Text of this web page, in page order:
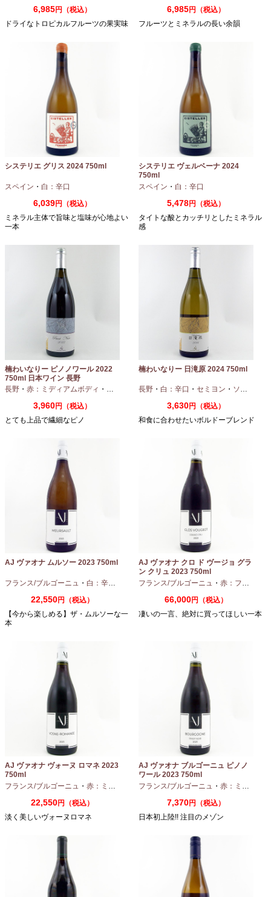
6,985円（税込）
ドライなトロピカルフルーツの果実味
6,985円（税込）
フルーツとミネラルの長い余韻
システリエ グリス 2024 750ml
スペイン ・ 白：辛口
6,039円（税込）
ミネラル主体で旨味と塩味が心地よい
一本
システリエ ヴェルベーナ 2024
750ml
スペイン ・ 白：辛口
5,478円（税込）
タイトな酸とカッチリとしたミネラル
感
楠わいなりー ピノノワール 2022
750ml 日本ワイン 長野
長野 ・ 赤：ミディアムボディ ・ ピノノワール
3,960円（税込）
とても上品で繊細なピノ
楠わいなりー 日滝原 2024 750ml
長野 ・ 白：辛口 ・ セミヨン ・ ソーヴィニオンブラン
3,630円（税込）
和食に合わせたいボルドーブレンド
AJ ヴァオナ ムルソー 2023 750ml
フランス/ブルゴーニュ ・ 白：辛口 シャルドネ
22,550円（税込）
【今から楽しめる】ザ・ムルソーな一
本
AJ ヴァオナ クロ ド ヴージョ グラ
ン クリュ 2023 750ml
フランス/ブルゴーニュ ・ 赤：フルボディ
66,000円（税込）
凄いの一言、絶対に買ってほしい一本
AJ ヴァオナ ヴォーヌ ロマネ 2023
750ml
フランス/ブルゴーニュ ・ 赤：ミディアムボディ ・ピノノワール
22,550円（税込）
淡く美しいヴォーヌロマネ
AJ ヴァオナ ブルゴーニュ ピノノ
ワール 2023 750ml
フランス/ブルゴーニュ ・ 赤：ミディアムボディ
7,370円（税込）
日本初上陸!! 注目のメゾン